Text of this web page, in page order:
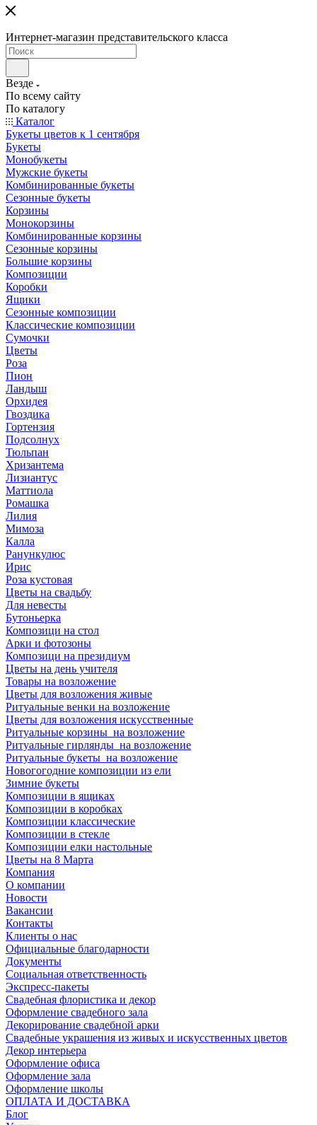
Интернет-магазин представительского класса
Везде
По всему сайту
По каталогу
Каталог
Букеты цветов к 1 сентября
Букеты
Монобукеты
Мужские букеты
Комбинированные букеты
Сезонные букеты
Корзины
Монокорзины
Комбинированные корзины
Сезонные корзины
Большие корзины
Композиции
Коробки
Ящики
Сезонные композиции
Классические композиции
Сумочки
Цветы
Роза
Пион
Ландыш
Орхидея
Гвоздика
Гортензия
Подсолнух
Тюльпан
Хризантема
Лизиантус
Маттиола
Ромашка
Лилия
Мимоза
Калла
Ранункулюс
Ирис
Роза кустовая
Цветы на свадьбу
Для невесты
Бутоньерка
Композици на стол
Арки и фотозоны
Композици на президиум
Цветы на день учителя
Товары на возложение
Цветы для возложения живые
Ритуальные венки на возложение
Цветы для возложения искусственные
Ритуальные корзины на возложение
Ритуальные гирлянды на возложение
Ритуальные букеты на возложение
Новогогодние композиции из ели
Зимние букеты
Композиции в ящиках
Композиции в коробках
Композиции классические
Композиции в стекле
Композиции елки настольные
Цветы на 8 Марта
Компания
О компании
Новости
Вакансии
Контакты
Клиенты о нас
Официальные благодарности
Документы
Социальная ответственность
Экспресс-пакеты
Свадебная флористика и декор
Оформление свадебного зала
Декорирование свадебной арки
Свадебные украшения из живых и искусственных цветов
Декор интерьера
Оформление офиса
Оформление зала
Оформление школы
ОПЛАТА И ДОСТАВКА
Блог